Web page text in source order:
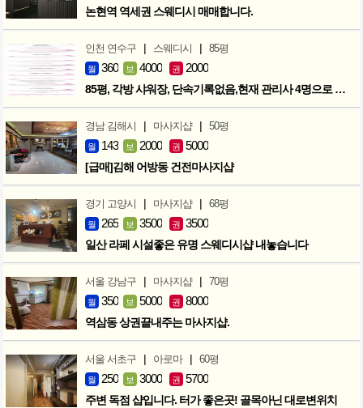
논현역 역세권 스웨디시 매매합니다.
인천 연수구 | 스웨디시 | 85평
월 360 보 4000 권 2000
85평, 각방 샤워장, 단속기록없음,현재 관리사 4명으로 성업중
경남 김해시 | 마사지샵 | 50평
월 143 보 2000 권 5000
[급매]김해 어방동 건전마사지샵
경기 고양시 | 마사지샵 | 68평
월 265 보 3500 권 3500
일산 라페 시설좋은 유명 스웨디시샵 내놓습니다
서울 강남구 | 마사지샵 | 70평
월 350 보 5000 권 8000
역삼동 상권끝내주는 마사지샵.
서울 서초구 | 아로마 | 60평
월 250 보 3000 권 5700
주변 독점 샵입니다. 터가 좋은곳! 골목아닌 대로변위치